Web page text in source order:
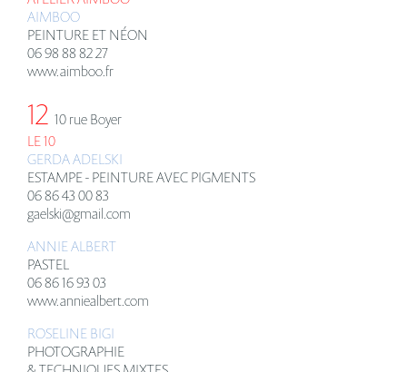
AIMBOO
PEINTURE ET NÉON
06 98 88 82 27
www.aimboo.fr
12 10 rue Boyer
LE 10
GERDA ADELSKI
ESTAMPE - PEINTURE AVEC PIGMENTS
06 86 43 00 83
gaelski@gmail.com
ANNIE ALBERT
PASTEL
06 86 16 93 03
www.anniealbert.com
ROSELINE BIGI
PHOTOGRAPHIE